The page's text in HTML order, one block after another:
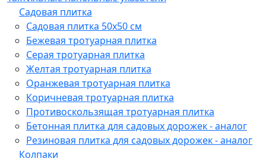
Садовая плитка
Садовая плитка 50х50 см
Бежевая тротуарная плитка
Серая тротуарная плитка
Желтая тротуарная плитка
Оранжевая тротуарная плитка
Коричневая тротуарная плитка
Противоскользящая тротуарная плитка
Бетонная плитка для садовых дорожек - аналог
Резиновая плитка для садовых дорожек - аналог
Колпаки